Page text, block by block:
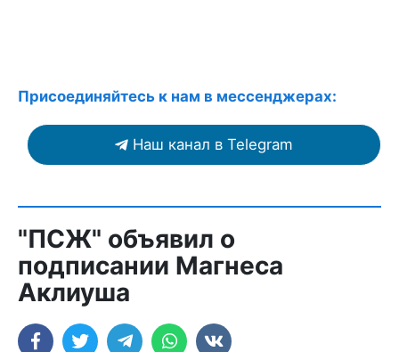
Присоединяйтесь к нам в мессенджерах:
Наш канал в Telegram
"ПСЖ" объявил о
подписании Магнеса
Аклиуша